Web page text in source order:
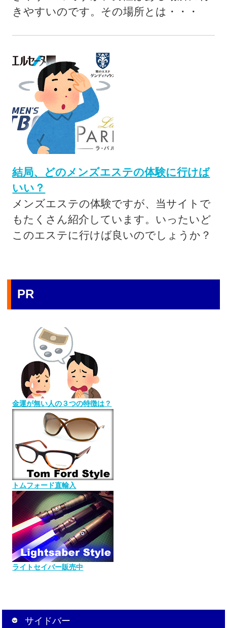
きやすいのです。その場所とは・・・
結局、どのメンズエステの体験に行けば
いい？
メンズエステの体験ですが、当サイトで
もたくさん紹介しています。いったいど
このエステに行けば良いのでしょうか？
PR
金運が無い人の３つの特徴は？
トムフォード直輸入
ライトセイバー販売中
サイドバー